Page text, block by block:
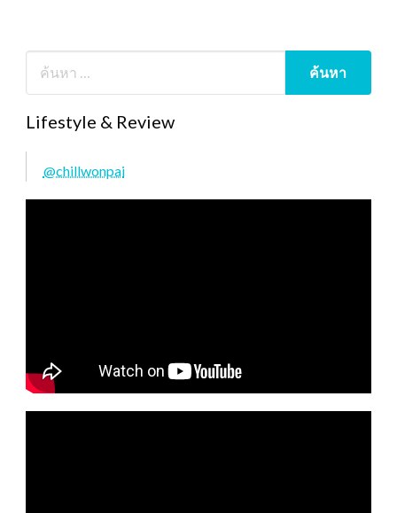
Lifestyle & Review
@chillwonpai